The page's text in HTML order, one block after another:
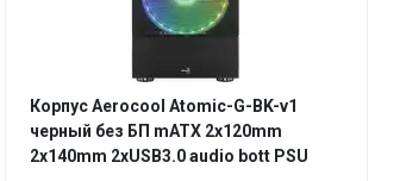
Корпус Aerocool Atomic-G-BK-v1
черный без БП mATX 2x120mm
2x140mm 2xUSB3.0 audio bott PSU